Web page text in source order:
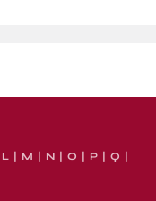
L M N O P Q